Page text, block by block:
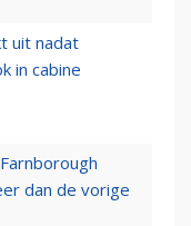
uit nadat
in cabine
dan de vorige